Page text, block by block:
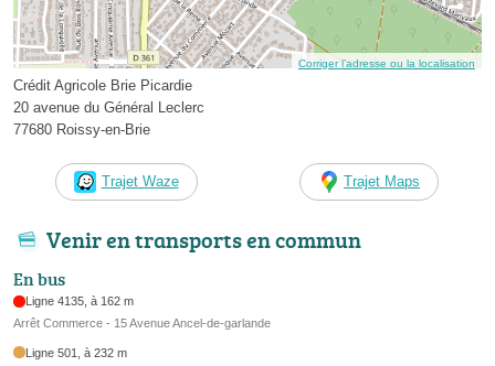
Corriger l’adresse ou la localisation
Crédit Agricole Brie Picardie
20 avenue du Général Leclerc
77680 Roissy-en-Brie
Trajet Waze Trajet Maps
Venir en transports en commun
En bus
Ligne 4135, à 162 m
Arrêt Commerce - 15 Avenue Ancel-de-garlande
Ligne 501, à 232 m